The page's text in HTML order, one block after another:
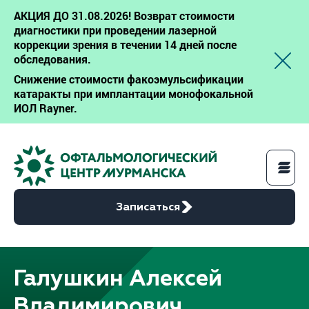
АКЦИЯ ДО 31.08.2026! Возврат стоимости
диагностики при проведении лазерной
коррекции зрения в течении 14 дней после
обследования.
Снижение стоимости факоэмульсификации
катаракты при имплантации монофокальной
ИОЛ Rayner.
Записаться
Услуги
Цены
Галушкин Алексей